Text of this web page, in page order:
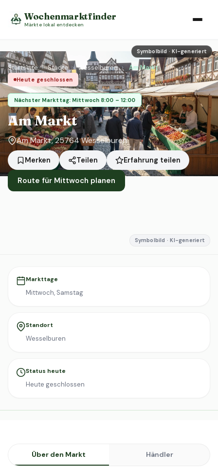
Wochenmarktfinder
Märkte lokal entdecken
Symbolbild · KI-generiert
Startseite › Städte › Wesselburen › Am Markt
Heute geschlossen
Nächster Markttag: Mittwoch 8:00 – 12:00
Am Markt
Am Markt, 25764 Wesselburen
Merken Teilen Erfahrung teilen
Route für Mittwoch planen
Symbolbild · KI-generiert
Markttage
Mittwoch, Samstag
Standort
Wesselburen
Status heute
Heute geschlossen
Über den Markt Händler